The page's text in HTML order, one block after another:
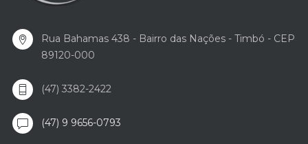
Rua Bahamas 438 - Bairro das Nações - Timbó - CEP
89120-000
(47) 3382-2422
(47) 9 9656-0793